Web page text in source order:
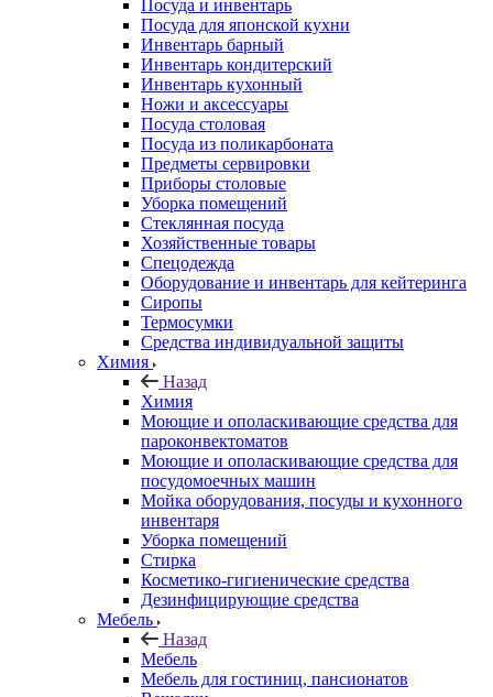
Посуда и инвентарь
Посуда для японской кухни
Инвентарь барный
Инвентарь кондитерский
Инвентарь кухонный
Ножи и аксессуары
Посуда столовая
Посуда из поликарбоната
Предметы сервировки
Приборы столовые
Уборка помещений
Стеклянная посуда
Хозяйственные товары
Спецодежда
Оборудование и инвентарь для кейтеринга
Сиропы
Термосумки
Средства индивидуальной защиты
Химия
Назад
Химия
Моющие и ополаскивающие средства для
пароконвектоматов
Моющие и ополаскивающие средства для
посудомоечных машин
Мойка оборудования, посуды и кухонного
инвентаря
Уборка помещений
Стирка
Косметико-гигиенические средства
Дезинфицирующие средства
Мебель
Назад
Мебель
Мебель для гостиниц, пансионатов